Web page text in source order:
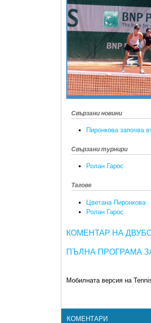
Свързани новини
Пиронкова започва
Свързани турнири
Ролан Гарос
Тагове
Цветана Пиронкова
Ролан Гарос
КОМЕНТАР НА
ПЪЛНА ПРОГРАМА
Мобилната версия на
КОМЕНТАРИ